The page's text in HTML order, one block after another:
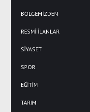
BÖLGEMİZDEN
RESMİ İLANLAR
SİYASET
SPOR
EĞİTİM
TARIM